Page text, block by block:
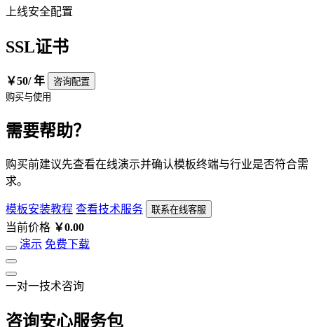
上线安全配置
SSL证书
￥50/ 年
咨询配置
购买与使用
需要帮助？
购买前建议先查看在线演示并确认模板终端与行业是否符合需
求。
模板安装教程 查看技术服务 联系在线客服
当前价格 ￥0.00
演示 免费下载
一对一技术咨询
咨询安心服务包